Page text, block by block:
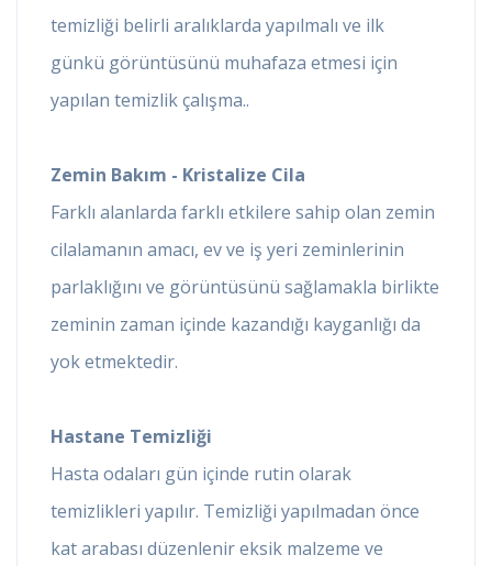
temizliği belirli aralıklarda yapılmalı ve ilk
günkü görüntüsünü muhafaza etmesi için
yapılan temizlik çalışma..
Zemin Bakım - Kristalize Cila
Farklı alanlarda farklı etkilere sahip olan zemin
cilalamanın amacı, ev ve iş yeri zeminlerinin
parlaklığını ve görüntüsünü sağlamakla birlikte
zeminin zaman içinde kazandığı kayganlığı da
yok etmektedir.
Hastane Temizliği
Hasta odaları gün içinde rutin olarak
temizlikleri yapılır. Temizliği yapılmadan önce
kat arabası düzenlenir eksik malzeme ve